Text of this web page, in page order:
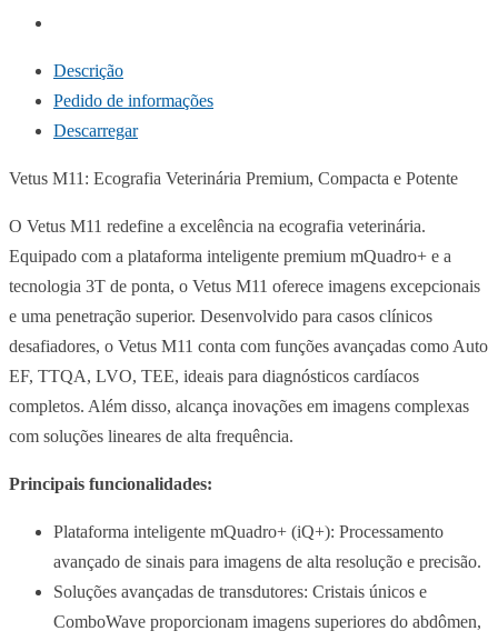
Descrição
Pedido de informações
Descarregar
Vetus M11: Ecografia Veterinária Premium, Compacta e Potente
O Vetus M11 redefine a excelência na ecografia veterinária.
Equipado com a plataforma inteligente premium mQuadro+ e a
tecnologia 3T de ponta, o Vetus M11 oferece imagens excepcionais
e uma penetração superior. Desenvolvido para casos clínicos
desafiadores, o Vetus M11 conta com funções avançadas como Auto
EF, TTQA, LVO, TEE, ideais para diagnósticos cardíacos
completos. Além disso, alcança inovações em imagens complexas
com soluções lineares de alta frequência.
Principais funcionalidades:
Plataforma inteligente mQuadro+ (iQ+): Processamento
avançado de sinais para imagens de alta resolução e precisão.
Soluções avançadas de transdutores: Cristais únicos e
ComboWave proporcionam imagens superiores do abdômen,